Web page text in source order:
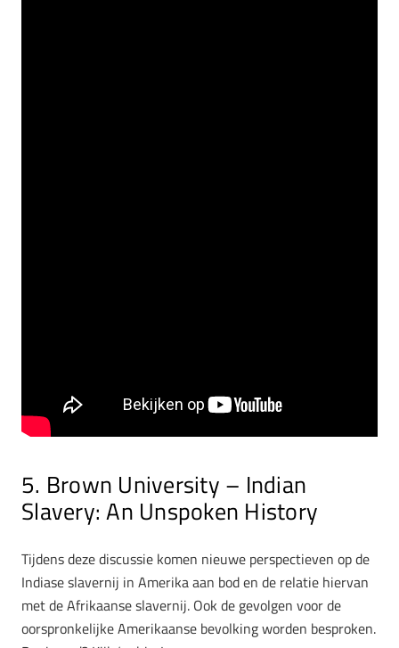
5. Brown University – Indian
Slavery: An Unspoken History
Tijdens deze discussie komen nieuwe perspectieven op de
Indiase slavernij in Amerika aan bod en de relatie hiervan
met de Afrikaanse slavernij. Ook de gevolgen voor de
oorspronkelijke Amerikaanse bevolking worden besproken.